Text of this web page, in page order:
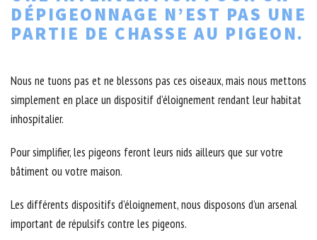
DÉPIGEONNAGE N’EST PAS UNE
PARTIE DE CHASSE AU PIGEON.
Nous ne tuons pas et ne blessons pas ces oiseaux, mais nous mettons
simplement en place un dispositif d’éloignement rendant leur habitat
inhospitalier.
Pour simplifier, les pigeons feront leurs nids ailleurs que sur votre
bâtiment ou votre maison.
Les différents dispositifs d’éloignement, nous disposons d’un arsenal
important de répulsifs contre les pigeons.